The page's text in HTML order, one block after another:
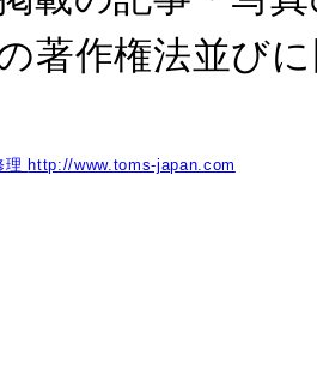
著作権法並び
理 http://www.toms-japan.com